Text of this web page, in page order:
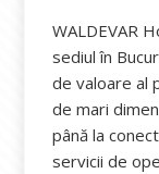
WALDEVAR
sediul în
de valoare al
de mari
până la
servicii de